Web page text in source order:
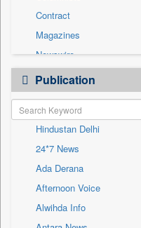
Real Estate & Construction
Sports
Technology
Travel
Contract
Magazines
Newswire
Online News
Patentwipo
Press Release
Sec
Solicitation
Publication
Hindustan Delhi
24*7 News
Ada Derana
Afternoon Voice
Alwihda Info